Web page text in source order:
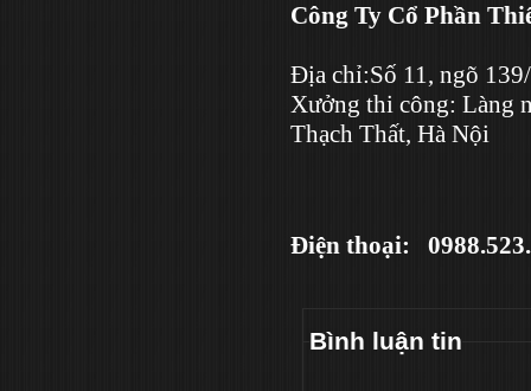
Công Ty Cổ Phần
Địa chỉ:Số 11, ngõ
Xưởng thi công: Làng
Thạch Thất, Hà Nội
Điện thoại:
Bình luận tin